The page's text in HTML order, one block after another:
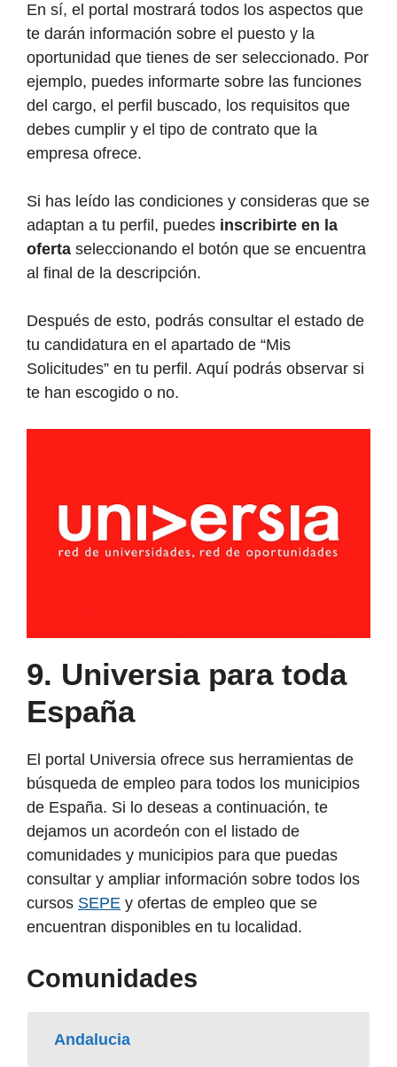
En sí, el portal mostrará todos los aspectos que
te darán información sobre el puesto y la
oportunidad que tienes de ser seleccionado. Por
ejemplo, puedes informarte sobre las funciones
del cargo, el perfil buscado, los requisitos que
debes cumplir y el tipo de contrato que la
empresa ofrece.
Si has leído las condiciones y consideras que se
adaptan a tu perfil, puedes inscribirte en la
oferta seleccionando el botón que se encuentra
al final de la descripción.
Después de esto, podrás consultar el estado de
tu candidatura en el apartado de “Mis
Solicitudes” en tu perfil. Aquí podrás observar si
te han escogido o no.
9. Universia para toda
España
El portal Universia ofrece sus herramientas de
búsqueda de empleo para todos los municipios
de España. Si lo deseas a continuación, te
dejamos un acordeón con el listado de
comunidades y municipios para que puedas
consultar y ampliar información sobre todos los
cursos SEPE y ofertas de empleo que se
encuentran disponibles en tu localidad.
Comunidades
Andalucia